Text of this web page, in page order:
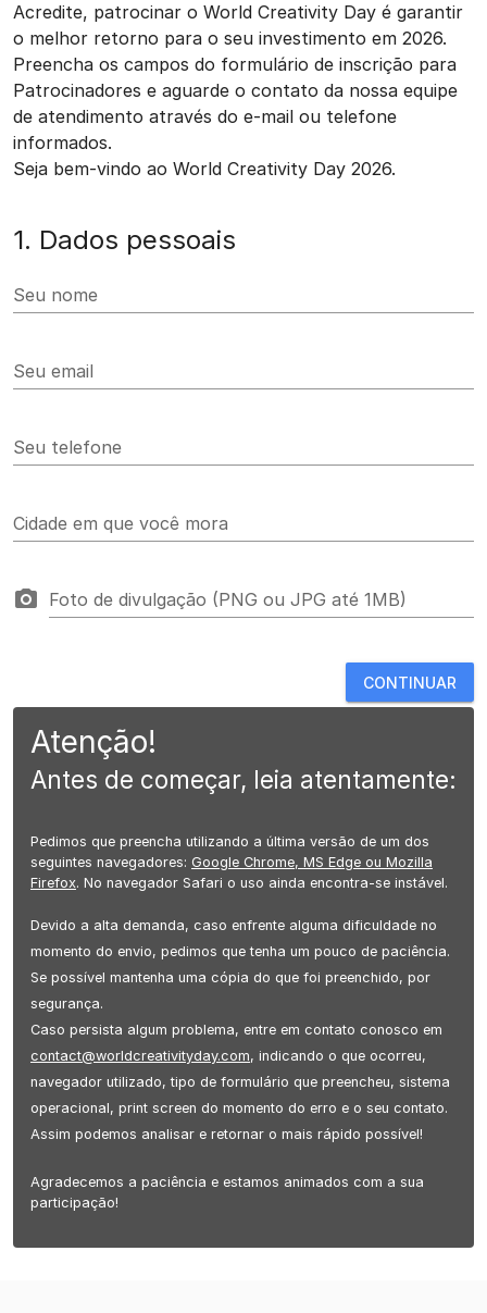
Acredite, patrocinar o World Creativity Day é garantir
o melhor retorno para o seu investimento em 2026.
Preencha os campos do formulário de inscrição para
Patrocinadores e aguarde o contato da nossa equipe
de atendimento através do e-mail ou telefone
informados.
Seja bem-vindo ao World Creativity Day 2026.
1. Dados pessoais
Seu nome
Seu email
Seu telefone
Cidade em que você mora
Foto de divulgação (PNG ou JPG até 1MB)
CONTINUAR
Atenção!
Antes de começar, leia atentamente:
Pedimos que preencha utilizando a última versão de um dos
seguintes navegadores: Google Chrome, MS Edge ou Mozilla
Firefox. No navegador Safari o uso ainda encontra-se instável.
Devido a alta demanda, caso enfrente alguma dificuldade no
momento do envio, pedimos que tenha um pouco de paciência.
Se possível mantenha uma cópia do que foi preenchido, por
segurança.
​ Caso persista algum problema, entre em contato conosco em
contact@worldcreativityday.com, indicando o que ocorreu,
navegador utilizado, tipo de formulário que preencheu, sistema
operacional, print screen do momento do erro e o seu contato.
Assim podemos analisar e retornar o mais rápido possível!
Agradecemos a paciência e estamos animados com a sua
participação!